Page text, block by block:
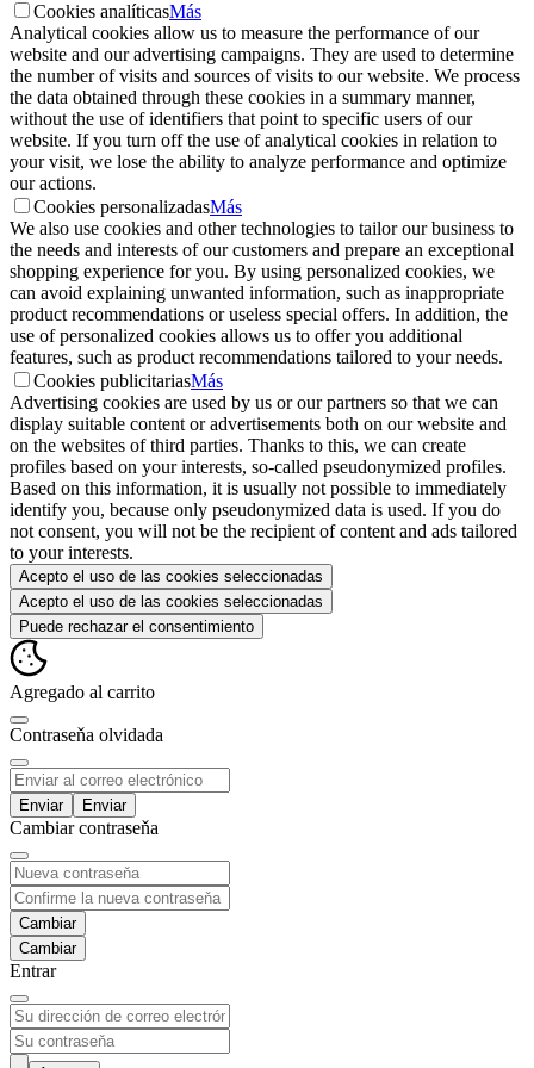
Cookies analíticasMás
Analytical cookies allow us to measure the performance of our
website and our advertising campaigns. They are used to determine
the number of visits and sources of visits to our website. We process
the data obtained through these cookies in a summary manner,
without the use of identifiers that point to specific users of our
website. If you turn off the use of analytical cookies in relation to
your visit, we lose the ability to analyze performance and optimize
our actions.
Cookies personalizadasMás
We also use cookies and other technologies to tailor our business to
the needs and interests of our customers and prepare an exceptional
shopping experience for you. By using personalized cookies, we
can avoid explaining unwanted information, such as inappropriate
product recommendations or useless special offers. In addition, the
use of personalized cookies allows us to offer you additional
features, such as product recommendations tailored to your needs.
Cookies publicitariasMás
Advertising cookies are used by us or our partners so that we can
display suitable content or advertisements both on our website and
on the websites of third parties. Thanks to this, we can create
profiles based on your interests, so-called pseudonymized profiles.
Based on this information, it is usually not possible to immediately
identify you, because only pseudonymized data is used. If you do
not consent, you will not be the recipient of content and ads tailored
to your interests.
Acepto el uso de las cookies seleccionadas
Acepto el uso de las cookies seleccionadas
Puede rechazar el consentimiento
Agregado al carrito
Contraseňa olvidada
Enviar
Cambiar contraseňa
Cambiar
Entrar